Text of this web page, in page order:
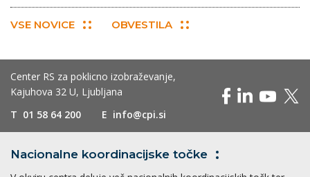
VSE NOVICE OBVESTILA
Center RS za poklicno izobraževanje,
Kajuhova 32 U, Ljubljana
T 01 58 64 200 E info@cpi.si
Nacionalne koordinacijske točke